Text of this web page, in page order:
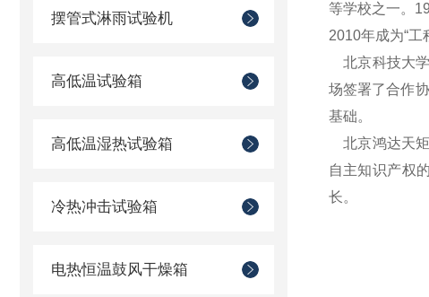
摆管式淋雨试验机
高低温试验箱
高低温湿热试验箱
冷热冲击试验箱
电热恒温鼓风干燥箱
等学校之一。
2010年成为“工
北京科技大学
场签署了合作
基础。
北京鸿达天矩
自主知识产权
长。